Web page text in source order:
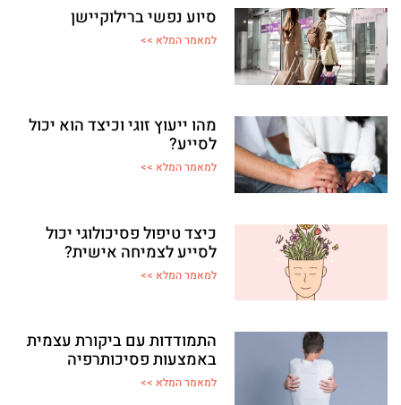
סיוע נפשי ברילוקיישן
למאמר המלא >>
מהו ייעוץ זוגי וכיצד הוא יכול
לסייע?
למאמר המלא >>
כיצד טיפול פסיכולוגי יכול
לסייע לצמיחה אישית?
למאמר המלא >>
התמודדות עם ביקורת עצמית
באמצעות פסיכותרפיה
למאמר המלא >>